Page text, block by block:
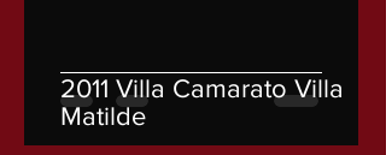
2011 Villa Camarato Villa
Matilde